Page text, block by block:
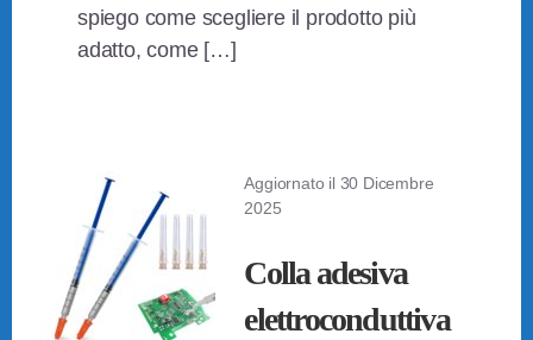
spiego come scegliere il prodotto più
adatto, come […]
Aggiornato il 30 Dicembre
2025
Colla adesiva
elettroconduttiva